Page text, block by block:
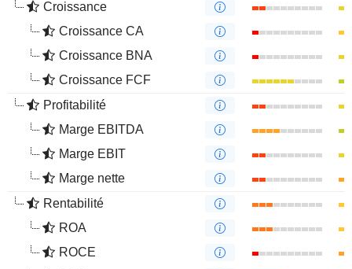
Croissance
Croissance CA
Croissance BNA
Croissance FCF
Profitabilité
Marge EBITDA
Marge EBIT
Marge nette
Rentabilité
ROA
ROCE